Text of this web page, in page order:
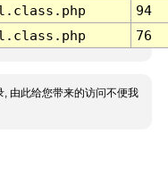
94
76
由此给您带来的访问不便我